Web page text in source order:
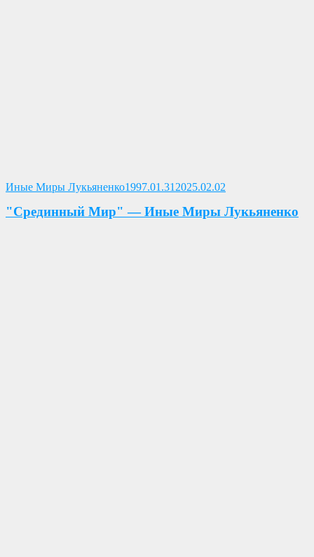
Иные Миры ЛукьяненкоОпубликовано
1997.01.31 2025.02.02
"Срединный Мир" — Иные Миры Лукьяненко